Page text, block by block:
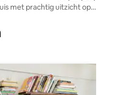
4,96 op 5, 81 recensies
met prachtig uitzicht op